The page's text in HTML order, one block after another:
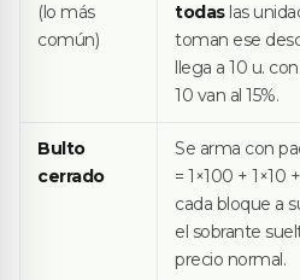
(lo más
común)
todaslas
toman ese
llega a 10 u. con
10 van al 15%.
Bulto
cerrado
Se arma con
= 1×100 + 1×10
cada bloque a
el sobrante
precio normal.